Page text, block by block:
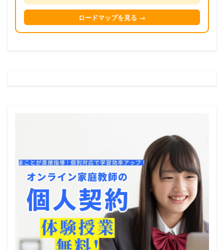
ロードマップを見る →